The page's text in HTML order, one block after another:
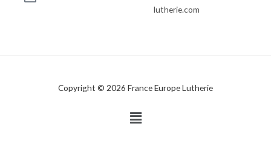
lutherie.com
Copyright © 2026 France Europe Lutherie
Menu